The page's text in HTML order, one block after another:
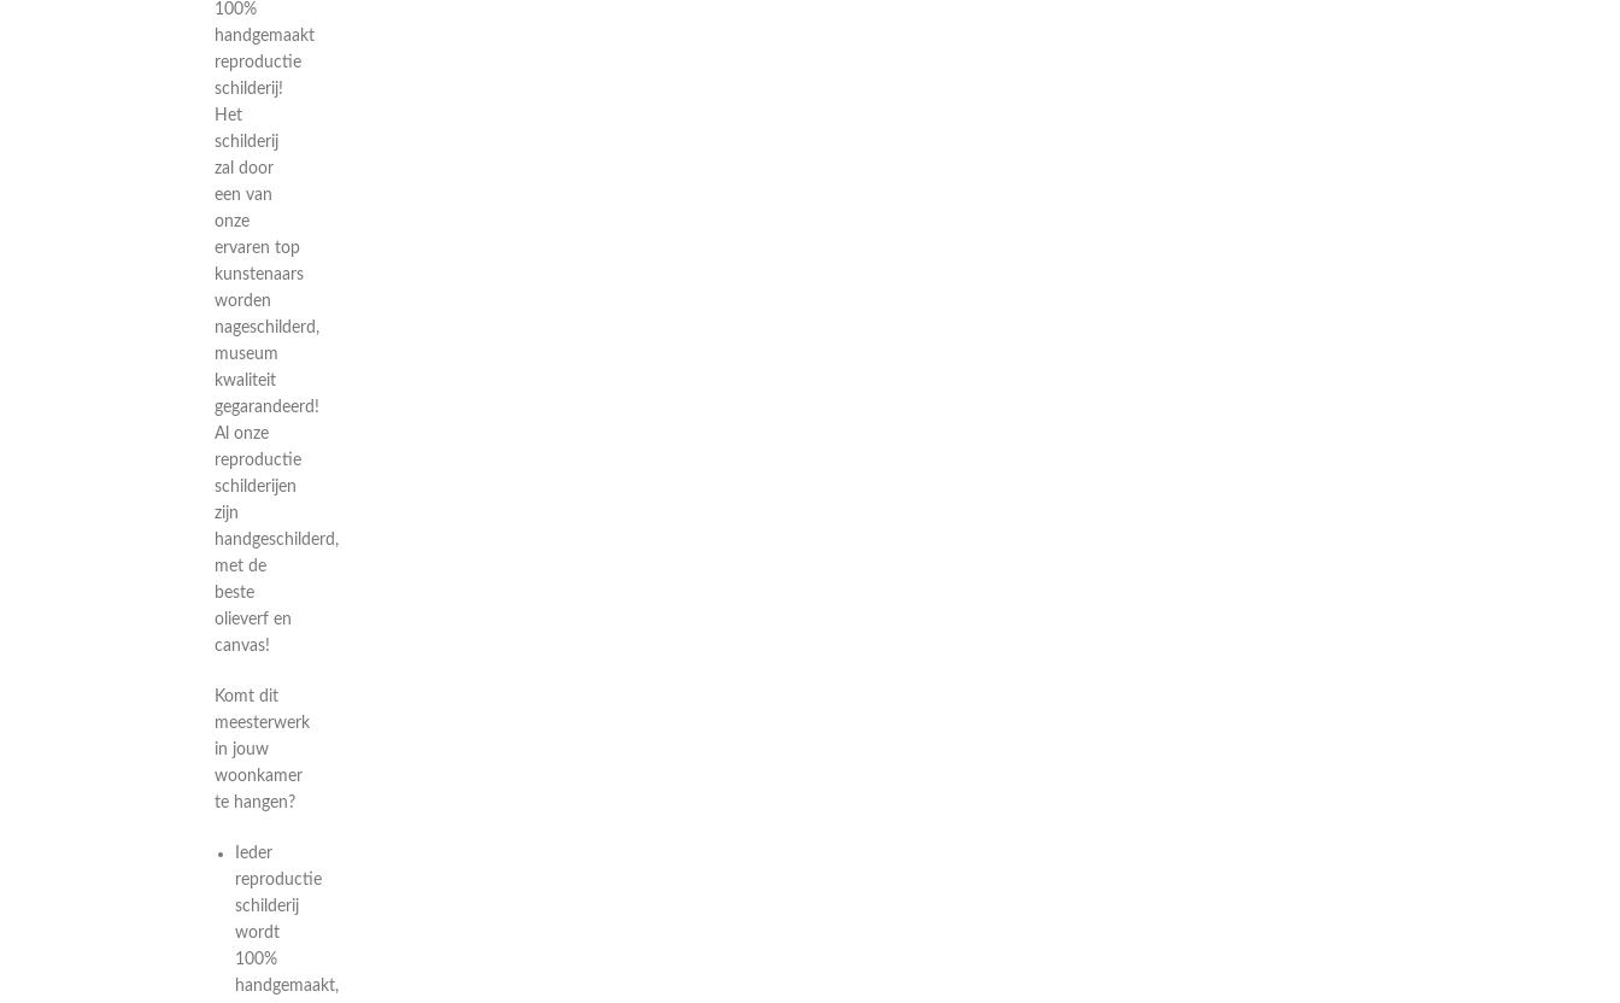
100%
handgemaakt
reproductie
schilderij!
Het
schilderij
zal door
een van
onze
ervaren top
kunstenaars
worden
nageschilderd,
museum
kwaliteit
gegarandeerd!
Al onze
reproductie
schilderijen
zijn
handgeschilderd,
met de
beste
olieverf en
canvas!
Komt dit
meesterwerk
in jouw
woonkamer
te hangen?
Ieder
reproductie
schilderij
wordt
100%
handgemaakt,